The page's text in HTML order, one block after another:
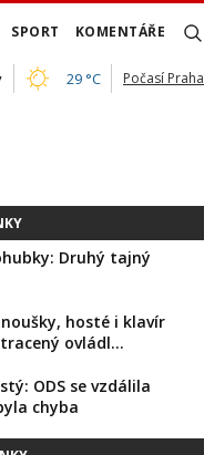
SPORT KOMENTÁŘE
29 °C Počasí Praha
Druhý tajný
hosté i klavír
ovládl…
ODS se vzdálila
chyba